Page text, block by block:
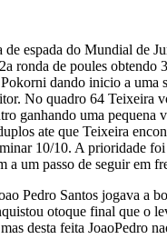
espada do Mundial de
de poules obtendo
dando inicio a uma
No quadro 64 Teixeira
ganhando uma
ate que Teixeira
10/10. A prioridade
a um passo de seguir em
Pedro Santos jogava
otoque final que o
desta feita JoaoPedro